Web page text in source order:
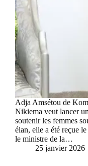
Adja Amsétou de
Nikiema veut lancer
soutenir les femmes
élan, elle a été reçue
le ministre de la…
25 janvier 2026